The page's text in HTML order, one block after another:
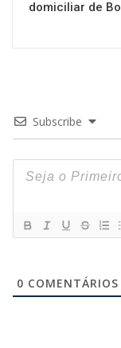
domiciliar de
Subscribe
0 COMENTÁRIOS